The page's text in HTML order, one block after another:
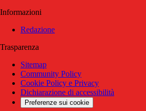
Informazioni
Redazione
Trasparenza
Sitemap
Community Policy
Cookie Policy e Privacy
Dichiarazione di accessibilità
Preferenze sui cookie